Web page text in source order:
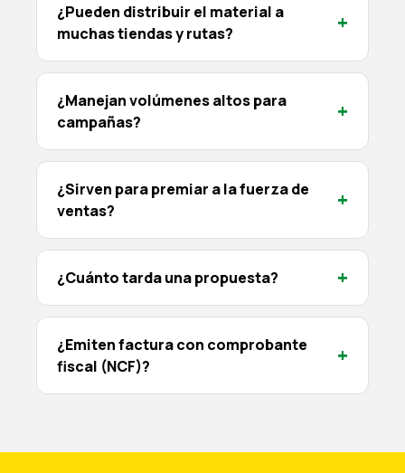
¿Pueden distribuir el material a
muchas tiendas y rutas?
+
¿Manejan volúmenes altos para
campañas?
+
¿Sirven para premiar a la fuerza de
ventas?
+
¿Cuánto tarda una propuesta? +
¿Emiten factura con comprobante
fiscal (NCF)?
+